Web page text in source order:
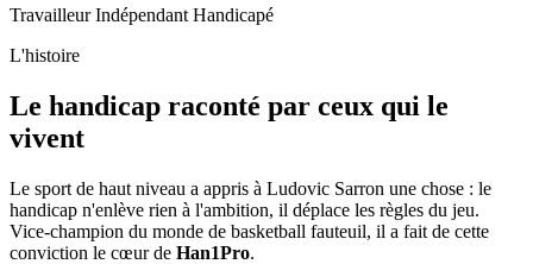
Travailleur Indépendant Handicapé
L'histoire
Le handicap raconté par ceux qui le
vivent
Le sport de haut niveau a appris à Ludovic Sarron une chose : le
handicap n'enlève rien à l'ambition, il déplace les règles du jeu.
Vice-champion du monde de basketball fauteuil, il a fait de cette
conviction le cœur de Han1Pro.